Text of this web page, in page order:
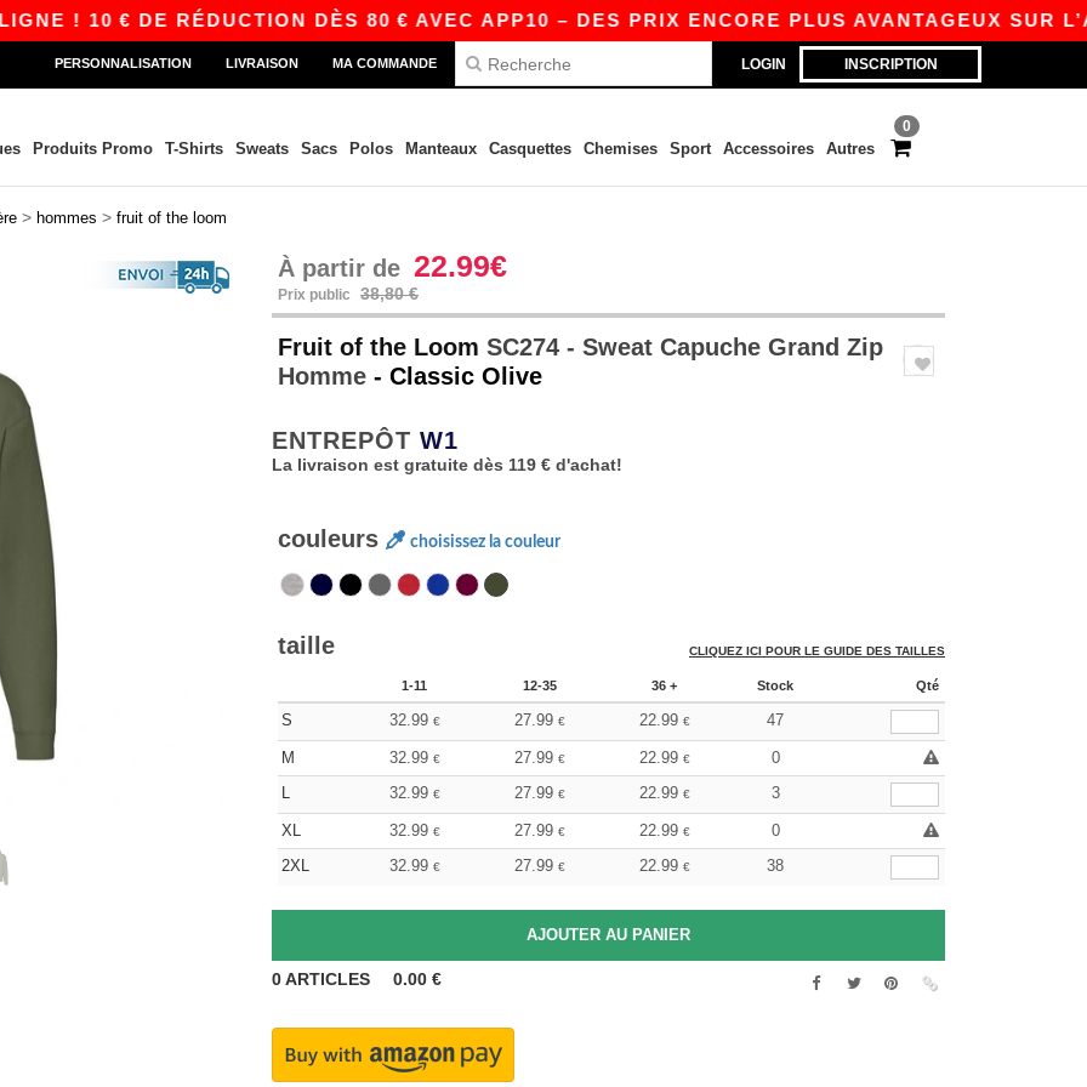
€ DE RÉDUCTION DÈS 80 € AVEC APP10 – DES PRIX ENCORE PLUS AVANTAGEUX SUR L’APP !
LOGIN INSCRIPTION
PERSONNALISATION LIVRAISON MA COMMANDE
0
Produits Promo T-Shirts Sweats Sacs Polos Manteaux Casquettes Chemises Sport Accessoires Autres
> hommes > fruit of the loom
À partir de 22.99€
Prix public 38,80 €
Fruit of the Loom SC274 - Sweat Capuche Grand Zip
Homme - Classic Olive
ENTREPÔT W1
La livraison est gratuite dès 119 € d'achat!
couleurs choisissez la couleur
taille CLIQUEZ ICI POUR LE GUIDE DES TAILLES
1-11 12-35 36 + Stock Qté
S 32.99 € 27.99 € 22.99 € 47
M 32.99 € 27.99 € 22.99 €
0
L
32.99 € 27.99 € 22.99 € 3
XL 32.99 € 27.99 € 22.99 €
0
2XL
32.99 € 27.99 € 22.99 € 38
0ARTICLES 0.00 €